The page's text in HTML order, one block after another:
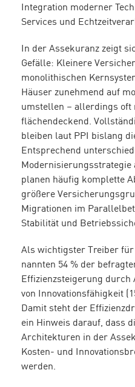
Integration moderner
Services und
In der Assekuranz zeigt
Gefälle: Kleinere
monolithischen
Häuser zunehmend auf
umstellen – allerdings oft
flächendeckend.
bleiben laut PPI bislang
Entsprechend
Modernisierungsstrategie
planen häufig komplette
größere
Migrationen im
Stabilität und
Als wichtigster Treiber
nannten 54 % der
Effizienzsteigerung
von Innovationsfähigkeit
Damit steht der
ein Hinweis darauf, dass
Architekturen in der
Kosten- und
werden.